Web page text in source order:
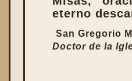
eterno
San Gregorio
Doctor de la